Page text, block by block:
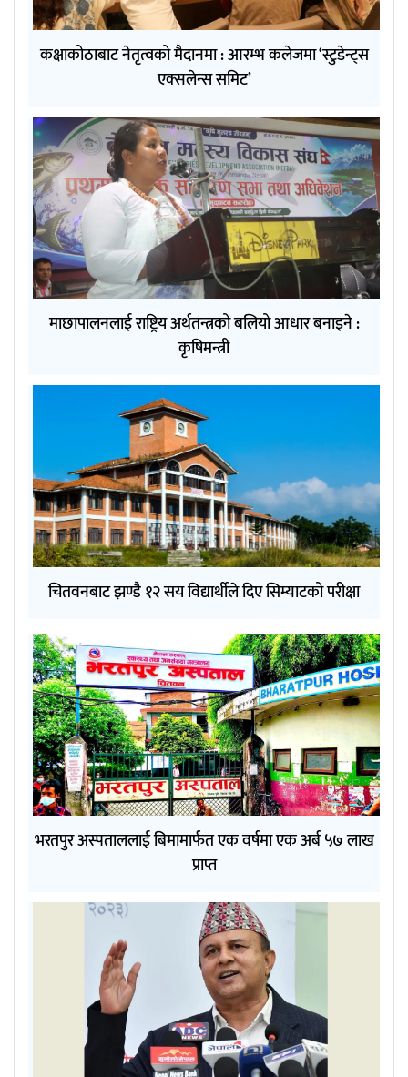
कक्षाकोठाबाट नेतृत्वको मैदानमा : आरम्भ कलेजमा ‘स्टुडेन्ट्स
एक्सलेन्स समिट’
माछापालनलाई राष्ट्रिय अर्थतन्त्रको बलियो आधार बनाइने :
कृषिमन्त्री
चितवनबाट झण्डै १२ सय विद्यार्थीले दिए सिम्याटको परीक्षा
भरतपुर अस्पताललाई बिमामार्फत एक वर्षमा एक अर्ब ५७ लाख
प्राप्त